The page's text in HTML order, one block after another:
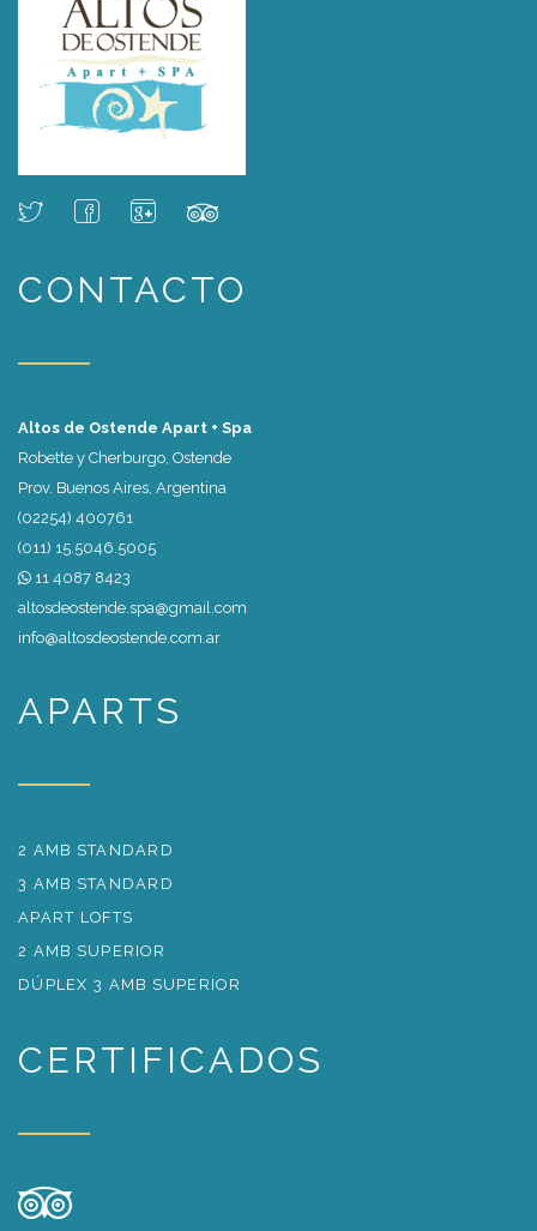
CONTACTO
Altos de Ostende Apart + Spa
Robette y Cherburgo, Ostende
Prov. Buenos Aires, Argentina
(02254) 400761
(011) 15.5046.5005
11 4087 8423
altosdeostende.spa@gmail.com
info@altosdeostende.com.ar
APARTS
2 AMB STANDARD
3 AMB STANDARD
APART LOFTS
2 AMB SUPERIOR
DÚPLEX 3 AMB SUPERIOR
CERTIFICADOS